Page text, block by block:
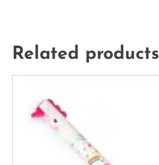
Related products